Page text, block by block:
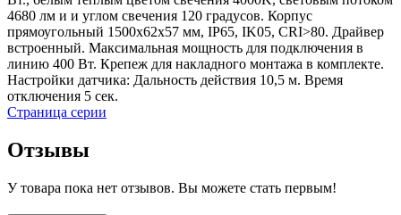
4680 лм и и углом свечения 120 градусов. Корпус
прямоугольный 1500x62x57 мм, IP65, IK05, CRI>80. Драйвер
встроенный. Максимальная мощность для подключения в
линию 400 Вт. Крепеж для накладного монтажа в комплекте.
Настройки датчика: Дальность действия 10,5 м. Время
отключения 5 сек.
Страница серии
Отзывы
У товара пока нет отзывов. Вы можете стать первым!